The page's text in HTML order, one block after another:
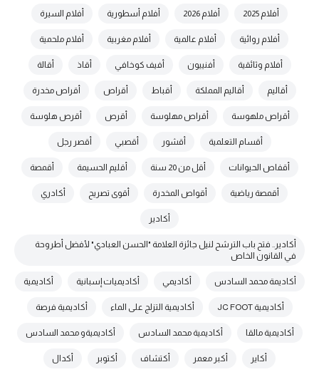
أفلام 2025 أفلام 2026 أفلام أسطورية أفلام السيرة
أفلام روائية أفلام عالمية أفلام مغربية أفلام ملحمية
أفلام وثائقية أفنييون أفيف كوخافي أقاذ أقالة
أقاليم أقاليم المملكة أقباط أقراص أقراص مخدرة
أقراص ملهوسة أقراص مهلوسة أقرص أقرص هلوسة
أقسام التعلمية أقشور أقصبي أقصر رجل
أقفاص الحيوانات أقل من 20 سنة أقليم الحسيمة أقمصة
أقمصة رياضية أقواص المخدرة أقوى تصريح أكادري
أكادير
أكادير.. فتح باب الترشح لنيل جائزة العلامة "الحسن العبادي" لأفضل أطروحة
في القانون الخاص
أكاديمة محمد السادس أكاديمي أكاديميات إسبانية أكاديمية
أكاديمية JC FOOT أكاديمية التزلج على الماء أكاديمية فرصة
أكاديمية مالقا أكاديمية محمد السادس أكاديميةو محمد السادس
أكاير أكبر معمر أكتشاف أكتوبر أكدال